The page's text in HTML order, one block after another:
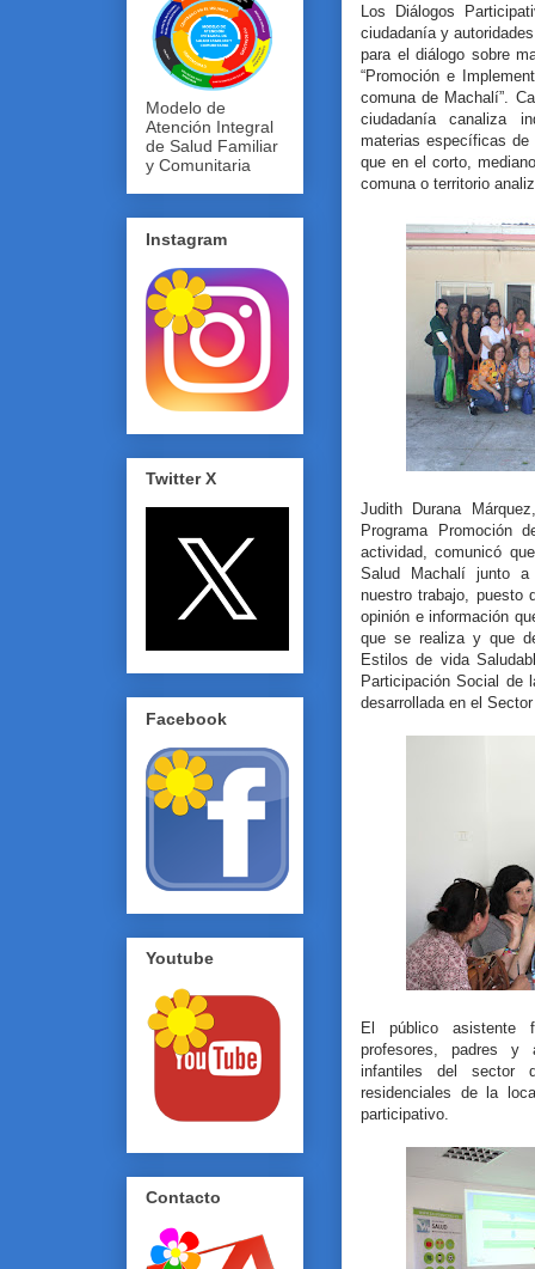
Los Diálogos
ciudadanía y
para el diálogo sobre
“Promoción e
comuna de Machalí”.
ciudadanía canaliza
materias específicas de
que en el corto,
comuna o territorio
Judith Durana
Programa
actividad, comunicó
Salud Machalí junto
nuestro trabajo, puesto
opinión e información
que se realiza y que
Estilos de vida
Participación Social de
desarrollada en el
El público asistente
profesores, padres y
infantiles del sector
residenciales de la
participativo.
Modelo de
Atención Integral
de Salud Familiar
y Comunitaria
Instagram
Twitter X
Facebook
Youtube
Contacto